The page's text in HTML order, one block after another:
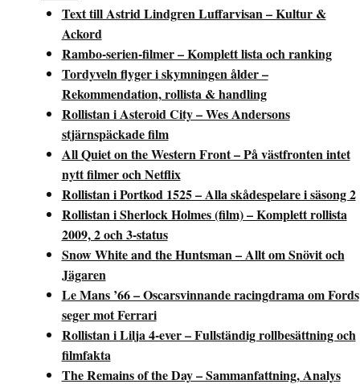
Text till Astrid Lindgren Luffarvisan – Kultur &
Ackord
Rambo-serien-filmer – Komplett lista och ranking
Tordyveln flyger i skymningen ålder –
Rekommendation, rollista & handling
Rollistan i Asteroid City – Wes Andersons
stjärnspäckade film
All Quiet on the Western Front – På västfronten intet
nytt filmer och Netflix
Rollistan i Portkod 1525 – Alla skådespelare i säsong 2
Rollistan i Sherlock Holmes (film) – Komplett rollista
2009, 2 och 3-status
Snow White and the Huntsman – Allt om Snövit och
Jägaren
Le Mans ’66 – Oscarsvinnande racingdrama om Fords
seger mot Ferrari
Rollistan i Lilja 4-ever – Fullständig rollbesättning och
filmfakta
The Remains of the Day – Sammanfattning, Analys